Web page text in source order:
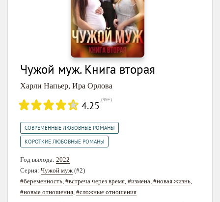
Чужой муж. Книга вторая
Харли Напьер, Ира Орлова
4.25 (99+)
СОВРЕМЕННЫЕ ЛЮБОВНЫЕ РОМАНЫ
КОРОТКИЕ ЛЮБОВНЫЕ РОМАНЫ
Год выхода: 2022
Серия: Чужой муж (#2)
#беременность #встреча через время #измена #новая жизнь
#новые отношения #сложные отношения